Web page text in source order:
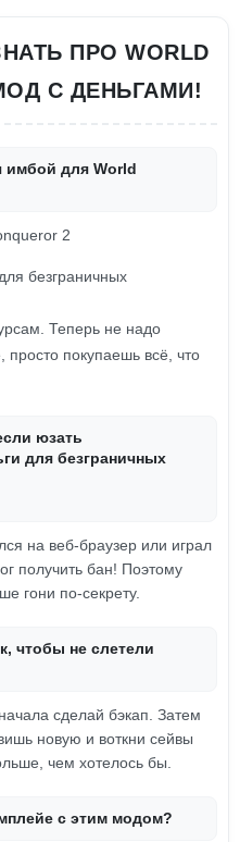
ПРО WORLD
МОД С ДЕНЬГАМИ!
имбой для World
2
безграничных
Теперь не надо
покупаешь всё, что
юзать
для безграничных
на веб-браузер или играл
получить бан! Поэтому
гони по-секрету.
чтобы не слетели
сделай бэкап. Затем
новую и воткни сейвы
чем хотелось бы.
с этим модом?